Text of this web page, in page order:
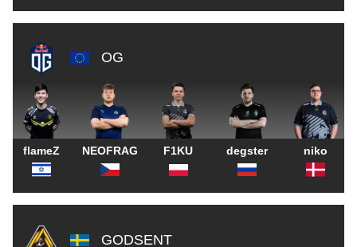
OG
flameZ NEOFRAG F1KU degster niko
GODSENT